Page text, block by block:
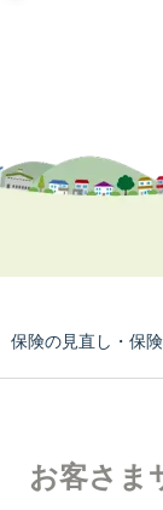
保険の見直し・保
お客さま